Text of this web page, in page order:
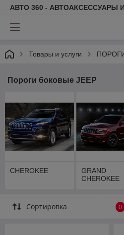
АВТО 360 - АВТОАКСЕССУАРЫ
Товары и услуги
Пороги боковые JEEP
CHEROKEE
GRAND
CHEROKEE
Сортировка 0